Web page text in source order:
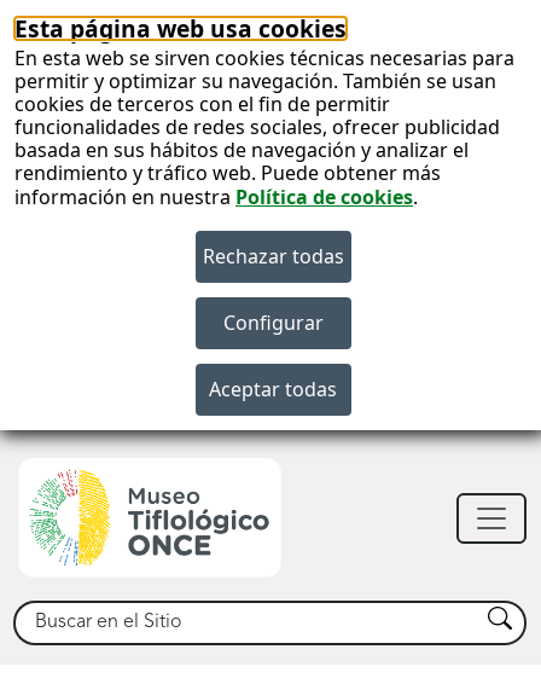
Esta página web usa cookies
En esta web se sirven cookies técnicas necesarias para
permitir y optimizar su navegación. También se usan
cookies de terceros con el fin de permitir
funcionalidades de redes sociales, ofrecer publicidad
basada en sus hábitos de navegación y analizar el
rendimiento y tráfico web. Puede obtener más
información en nuestra Política de cookies.
Buscar Buscar